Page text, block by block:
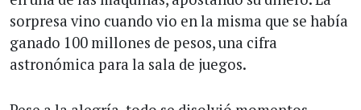
sorpresa vino cuando vio en la misma que se había
ganado 100 millones de pesos, una cifra
astronómica para la sala de juegos.